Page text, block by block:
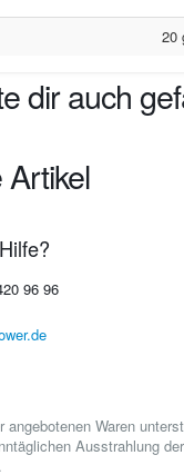
20
dir auch
96 96
angebotenen Waren
Ausstrahlung